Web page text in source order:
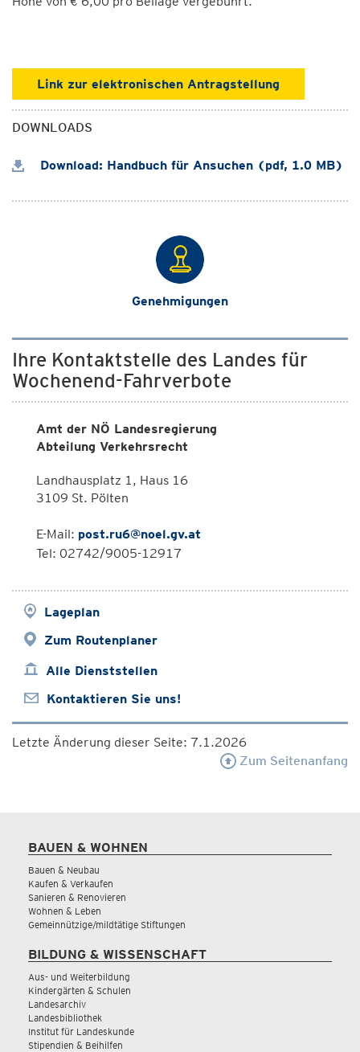
Link zur elektronischen Antragstellung
DOWNLOADS
Download: Handbuch für Ansuchen (pdf, 1.0 MB)
Genehmigungen
Ihre Kontaktstelle des Landes für
Wochenend-Fahrverbote
Amt der NÖ Landesregierung
Abteilung Verkehrsrecht
Landhausplatz 1, Haus 16
3109 St. Pölten
E-Mail: post.ru6@noel.gv.at
Tel: 02742/9005-12917
Lageplan
Zum Routenplaner
Alle Dienststellen
Kontaktieren Sie uns!
Letzte Änderung dieser Seite: 7.1.2026
Zum Seitenanfang
BAUEN & WOHNEN
Bauen & Neubau
Kaufen & Verkaufen
Sanieren & Renovieren
Wohnen & Leben
Gemeinnützige/mildtätige Stiftungen
BILDUNG & WISSENSCHAFT
Aus- und Weiterbildung
Kindergärten & Schulen
Landesarchiv
Landesbibliothek
Institut für Landeskunde
Stipendien & Beihilfen